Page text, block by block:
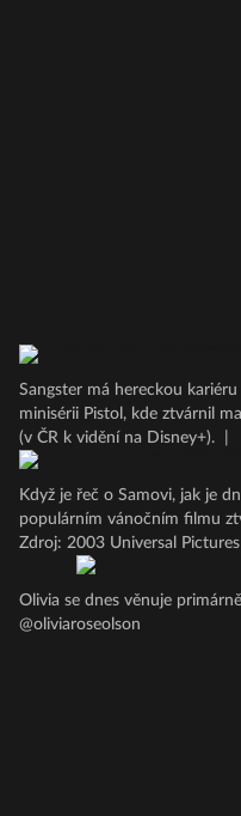
Sangster má hereckou
minisérii Pistol, kde ztvárnil
(v ČR k vidění na Disney+).
Když je řeč o Samovi, jak je
populárním vánočním filmu
Zdroj: 2003 Universal Pictures
Olivia se dnes věnuje
@oliviaroseolson